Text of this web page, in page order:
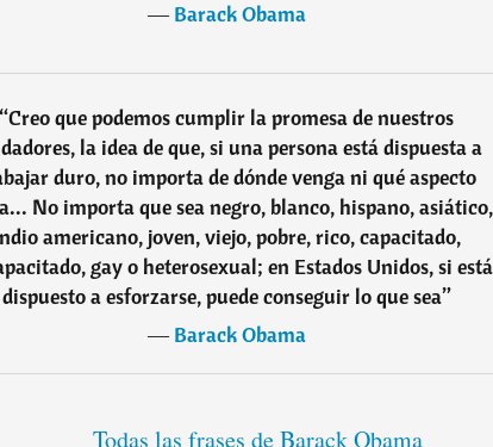
―Barack Obama
“Creo que podemos cumplir la promesa de nuestros
la idea de que, si una persona está dispuesta a
duro, no importa de dónde venga ni qué aspecto
No importa que sea negro, blanco, hispano, asiático,
americano, joven, viejo, pobre, rico, capacitado,
gay o heterosexual; en Estados Unidos, si está
dispuesto a esforzarse, puede conseguir lo que sea”
―Barack Obama
Todas las frases de Barack Obama